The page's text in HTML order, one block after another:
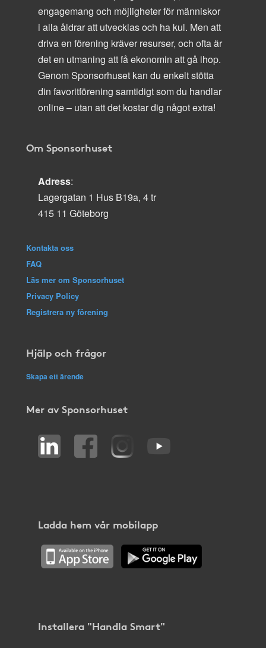
engagemang och möjligheter för människor
i alla åldrar att utvecklas och ha kul. Men att
driva en förening kräver resurser, och ofta är
det en utmaning att få ekonomin att gå ihop.
Genom Sponsorhuset kan du enkelt stötta
din favoritförening samtidigt som du handlar
online – utan att det kostar dig något extra!
Om Sponsorhuset
Adress:
Lagergatan 1 Hus B19a, 4 tr
415 11 Göteborg
Kontakta oss
FAQ
Läs mer om Sponsorhuset
Privacy Policy
Registrera ny förening
Hjälp och frågor
Skapa ett ärende
Mer av Sponsorhuset
Ladda hem vår mobilapp
Installera "Handla Smart"